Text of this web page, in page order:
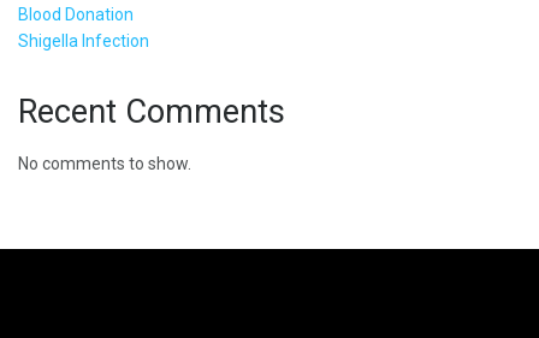
Blood Donation
Shigella Infection
Recent Comments
No comments to show.